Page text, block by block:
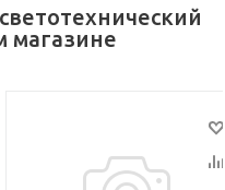
магазине